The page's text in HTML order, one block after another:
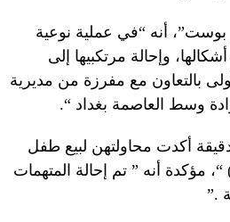
بوست”، أنه “في عملية نوعية
وإحالة مرتكبيها إلى
بالتعاون مع مفرزة من مديرية
أكدت محاولتهن لبيع طفل
مقابل (80 ألف دولار أمريكي) “، مؤكدة أنه ” تم إحالة المتهمات
.”